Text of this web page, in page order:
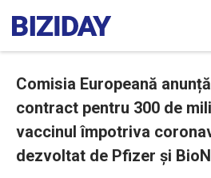
Comisia Europeană
contract pentru 300 de
vaccinul împotriva
dezvoltat de Pfizer şi